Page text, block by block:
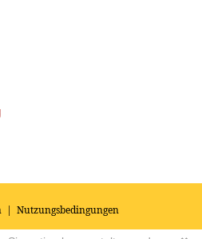
| Nutzungsbedingungen
|AGB's| Yoga Vidya Community -